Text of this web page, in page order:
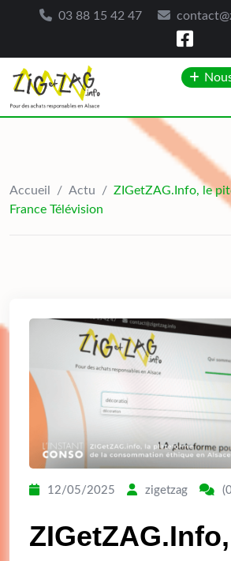
03 88 15 42 47
content
Accueil / Actu / ZIGetZAG.Info, le
France Télévision
12/05/2025 zigetzag